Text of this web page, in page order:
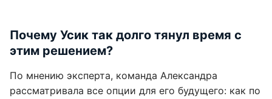
Почему Усик так долго тянул время с
этим решением?
По мнению эксперта, команда Александра
рассматривала все опции для его будущего: как по